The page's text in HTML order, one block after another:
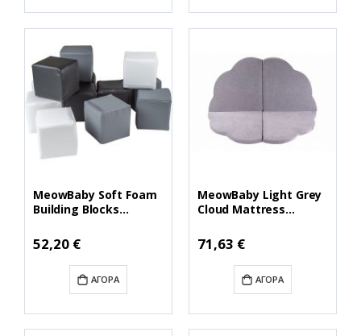
MeowBaby Soft Foam
Building Blocks
Certified,
White/Black/Gray
(KL003IE) (MEBKL003IE)
52,20 €
ΑΓΟΡΆ
MeowBaby Light Grey
Cloud Mattress
(MEBMATA019)
71,63 €
ΑΓΟΡΆ